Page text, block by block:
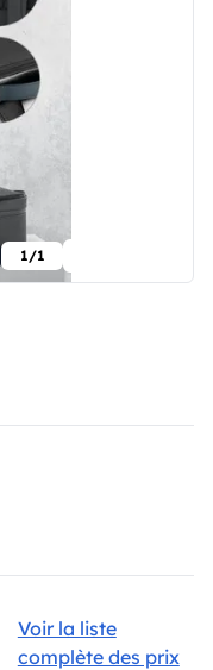
1/1
Voir la liste
complète des prix